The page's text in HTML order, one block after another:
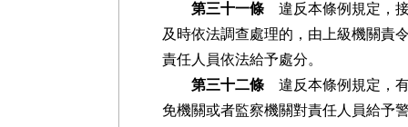
第三十一條違反本條例規定，接
及時依法調查處理的，由上級機關責
責任人員依法給予處分。
第三十二條違反本條例規定，有
免機關或者監察機關對責任人員給予